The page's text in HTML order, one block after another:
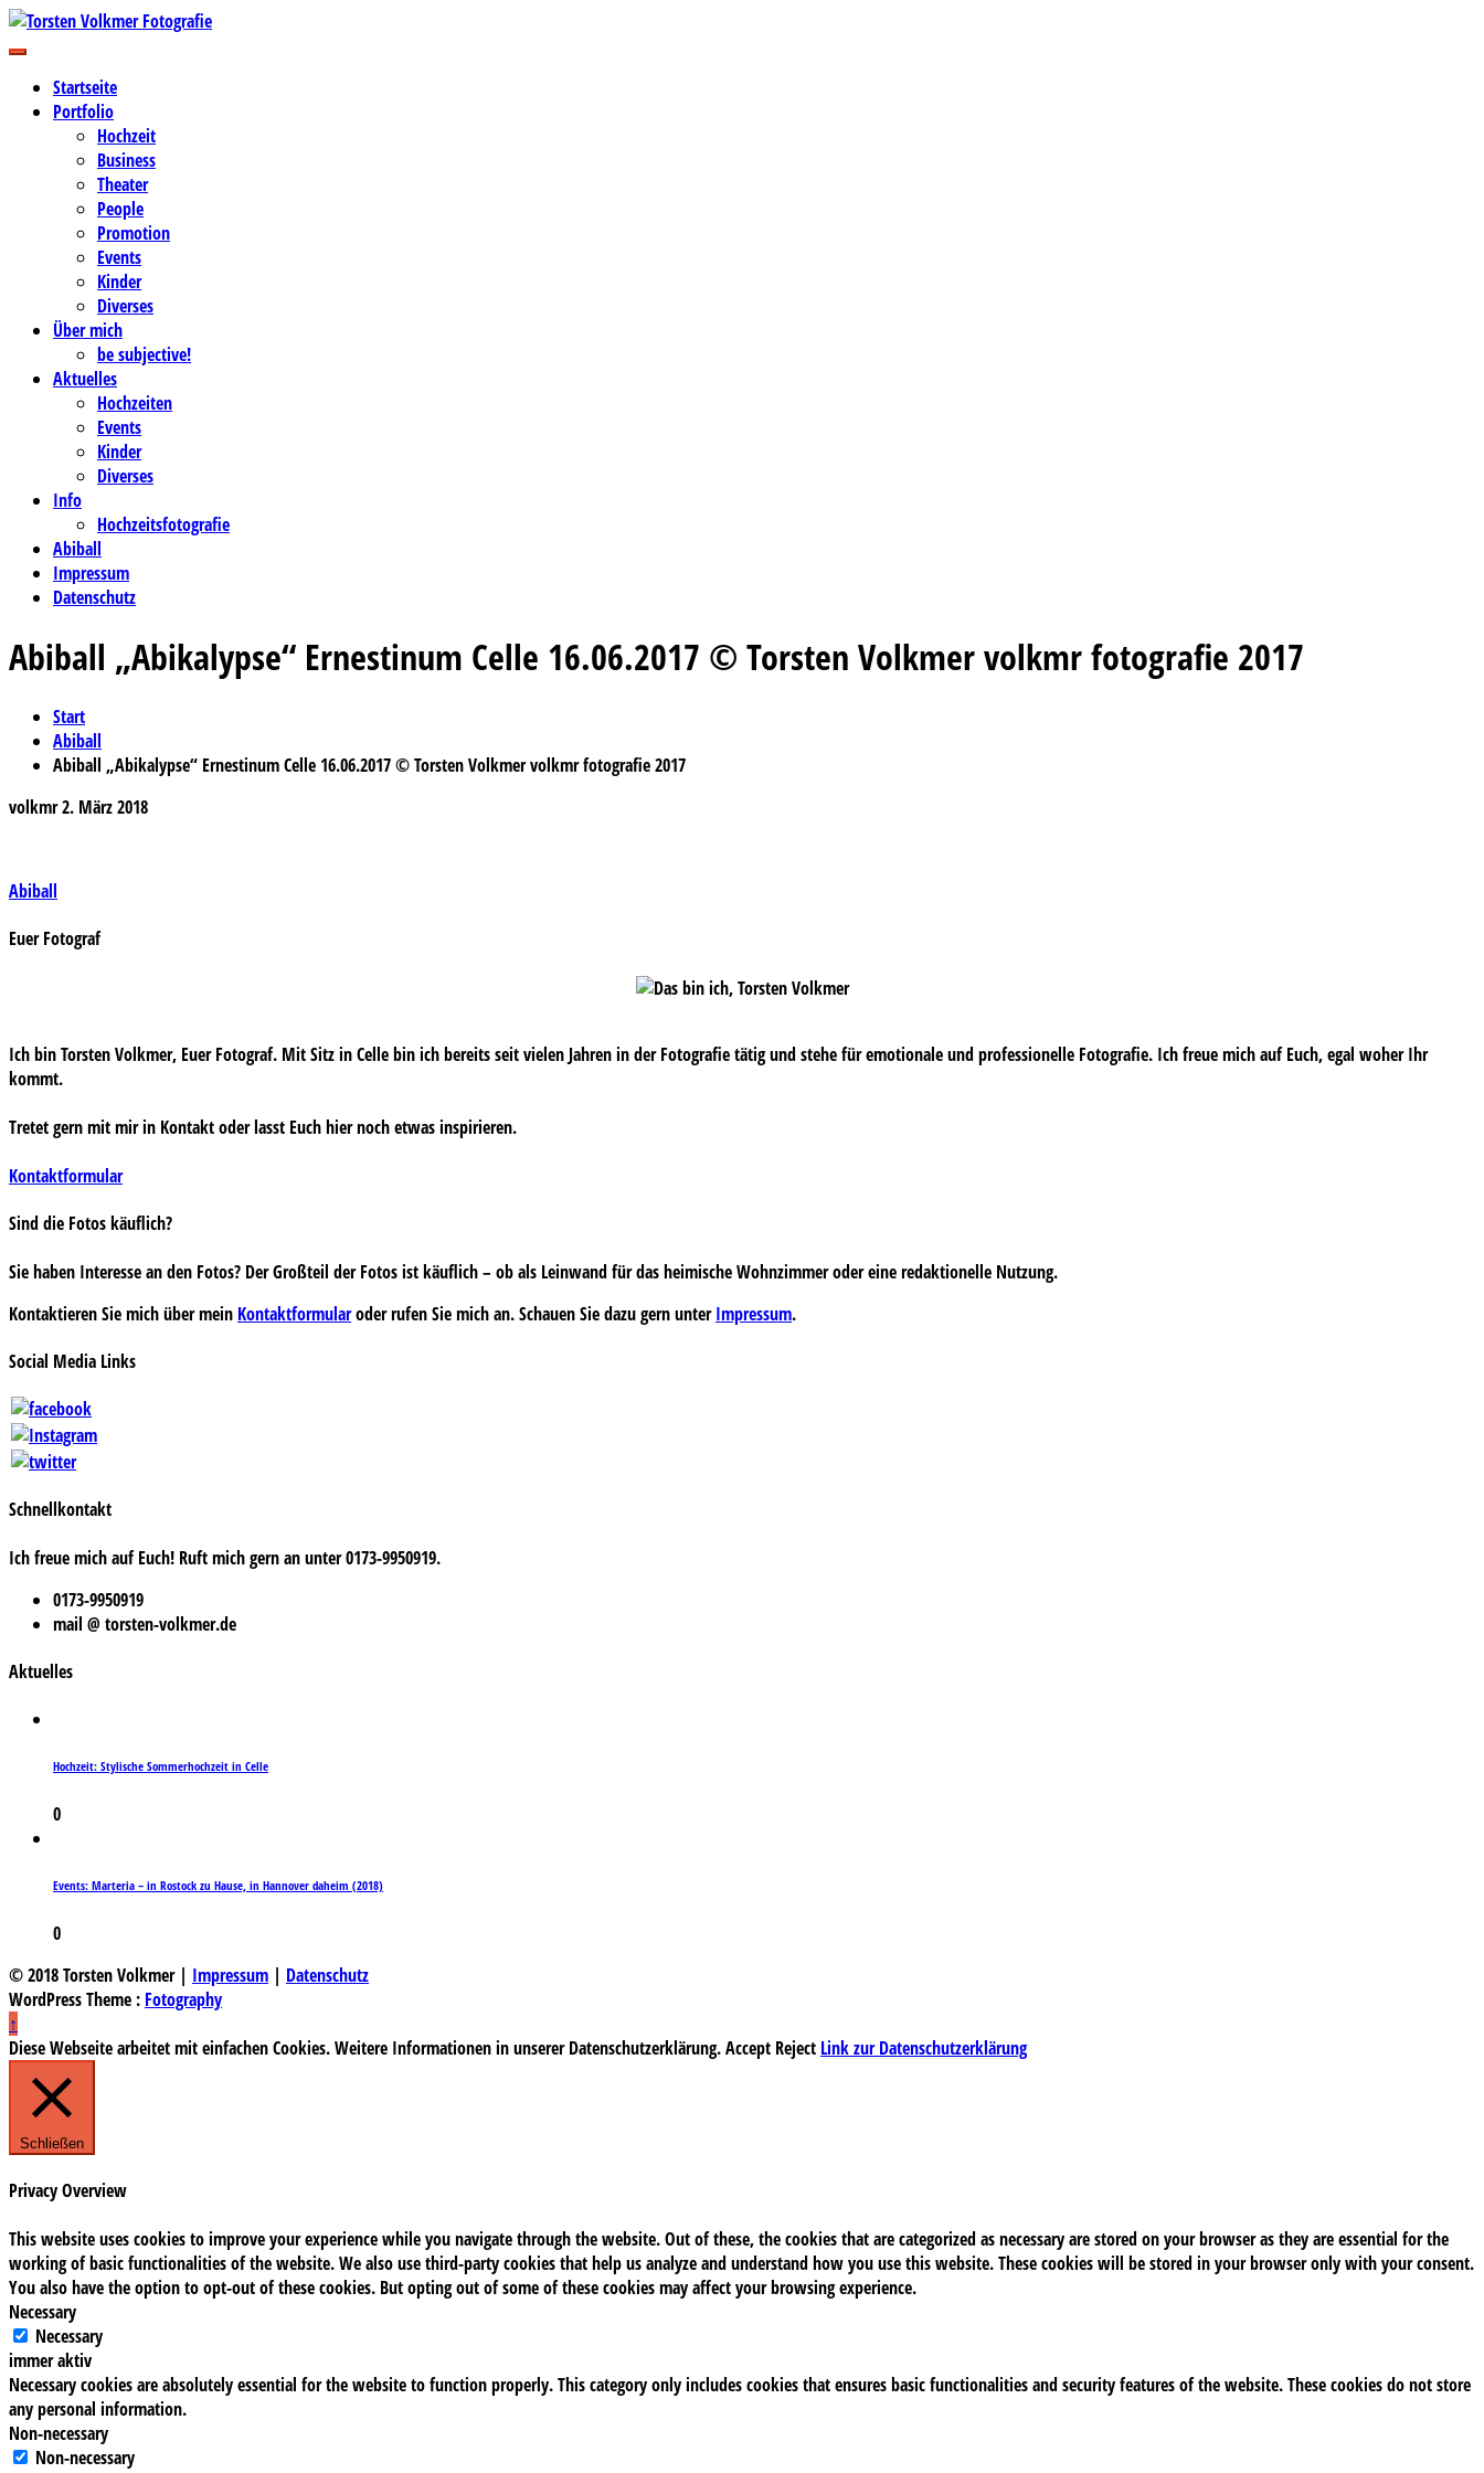
Zum
Inhalt
Torsten Volkmer Fotografie
Business-, Portrait- und Hochzeitsfotografie
Startseite
Portfolio
Hochzeit
Business
Theater
People
Promotion
Events
Kinder
Diverses
Über mich
be subjective!
Aktuelles
Hochzeiten
Events
Kinder
Diverses
Info
Hochzeitsfotografie
Abiball
Impressum
Datenschutz
Abiball „Abikalypse“ Ernestinum Celle 16.06.2017 © Torsten Volkmer volkmr fotografie 2017
Start
Abiball
Abiball „Abikalypse“ Ernestinum Celle 16.06.2017 © Torsten Volkmer volkmr fotografie 2017
volkmr2. März 2018
Beitragsnavigation
Abiball
Euer Fotograf
Ich bin Torsten Volkmer, Euer Fotograf. Mit Sitz in Celle bin ich bereits seit vielen Jahren in der Fotografie tätig und stehe für emotionale und professionelle Fotografie. Ich freue mich auf Euch, egal woher Ihr
kommt.
Tretet gern mit mir in Kontakt oder lasst Euch hier noch etwas inspirieren.
Kontaktformular
Sind die Fotos käuflich?
Sie haben Interesse an den Fotos? Der Großteil der Fotos ist käuflich – ob als Leinwand für das heimische Wohnzimmer oder eine redaktionelle Nutzung.
Kontaktieren Sie mich über mein Kontaktformularoder rufen Sie mich an. Schauen Sie dazu gern unterImpressum.
Social Media Links
Schnellkontakt
Ich freue mich auf Euch! Ruft mich gern an unter 0173-9950919.
0173-9950919
mail @ torsten-volkmer.de
Aktuelles
Hochzeit: Stylische Sommerhochzeit in Celle
0
Events: Marteria – in Rostock zu Hause, in Hannover daheim (2018)
0
© 2018 Torsten Volkmer | Impressum | Datenschutz
WordPress Theme : Fotography
↑
Diese Webseite arbeitet mit einfachen Cookies. Weitere Informationen in unserer Datenschutzerklärung.Accept Reject Link zur Datenschutzerklärung
Schließen
Privacy Overview
This website uses cookies to improve your experience while you navigate through the website. Out of these, the cookies that are categorized as necessary are stored on your browser as they are essential for the
working of basic functionalities of the website. We also use third-party cookies that help us analyze and understand how you use this website. These cookies will be stored in your browser only with your consent.
You also have the option to opt-out of these cookies. But opting out of some of these cookies may affect your browsing experience.
Necessary
Necessary
immer aktiv
Necessary cookies are absolutely essential for the website to function properly. This category only includes cookies that ensures basic functionalities and security features of the website. These cookies do not store
any personal information.
Non-necessary
Non-necessary